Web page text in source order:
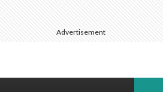
Advertisement